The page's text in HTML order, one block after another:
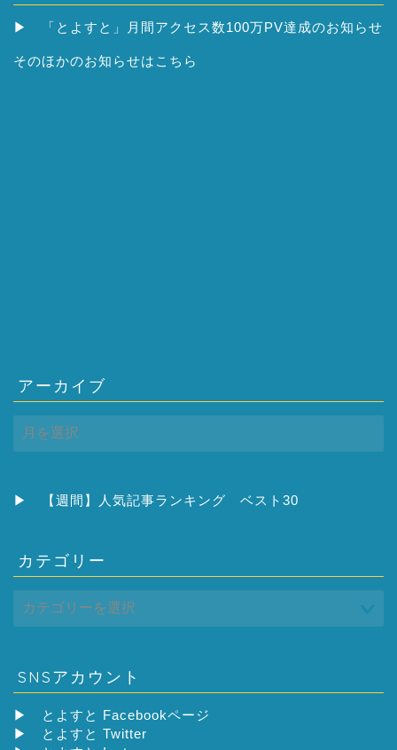
▶ 「とよすと」月間アクセス数100万PV達成のお知らせ
そのほかのお知らせはこちら
アーカイブ
ー
ブ
▶ 【週間】人気記事ランキング ベスト30
カテゴリー
SNSアカウント
▶
とよすと Facebookページ
▶
とよすと Twitter